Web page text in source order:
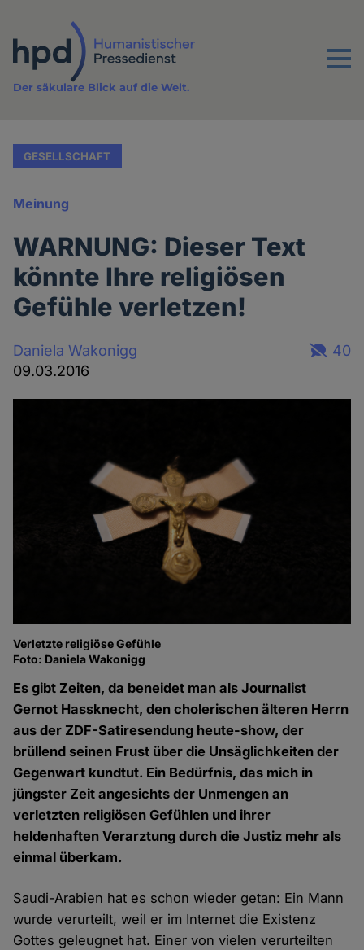
Inhalt
Menu
Der säkulare Blick auf die Welt.
GESELLSCHAFT
Meinung
WARNUNG: Dieser Text
könnte Ihre religiösen
Gefühle verletzen!
Daniela Wakonigg
09.03.2016
40
Verletzte religiöse Gefühle
Foto: Daniela Wakonigg
Es gibt Zeiten, da beneidet man als Journalist
Gernot Hassknecht, den cholerischen älteren Herrn
aus der ZDF-Satiresendung heute-show, der
brüllend seinen Frust über die Unsäglichkeiten der
Gegenwart kundtut. Ein Bedürfnis, das mich in
jüngster Zeit angesichts der Unmengen an
verletzten religiösen Gefühlen und ihrer
heldenhaften Verarztung durch die Justiz mehr als
einmal überkam.
Saudi-Arabien hat es schon wieder getan: Ein Mann
wurde verurteilt, weil er im Internet die Existenz
Gottes geleugnet hat. Einer von vielen verurteilten